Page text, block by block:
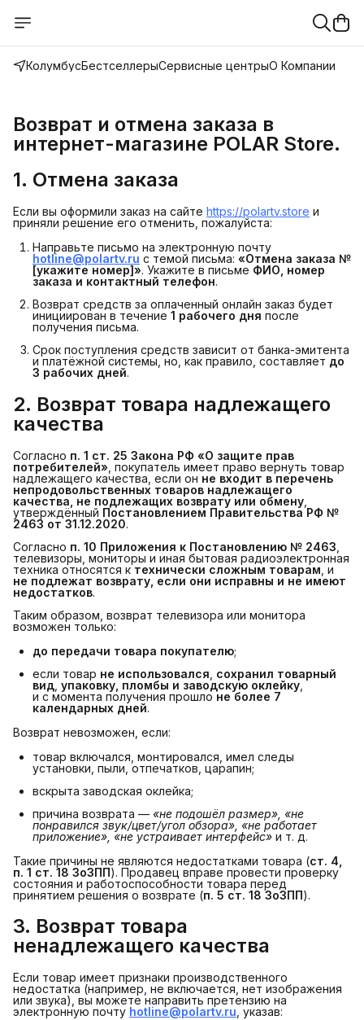
КолумбусБестселлерыСервисные центрыО Компании
Возврат и отмена заказа в
интернет-магазине POLAR Store.
1. Отмена заказа
Если вы оформили заказ на сайте https://polartv.store и
приняли решение его отменить, пожалуйста:
Направьте письмо на электронную почту
hotline@polartv.ru с темой письма: «Отмена заказа №
[укажите номер]». Укажите в письме ФИО, номер
заказа и контактный телефон.
Возврат средств за оплаченный онлайн заказ будет
инициирован в течение 1 рабочего дня после
получения письма.
Срок поступления средств зависит от банка-эмитента
и платёжной системы, но, как правило, составляет до
3 рабочих дней.
2. Возврат товара надлежащего
качества
Согласно п. 1 ст. 25 Закона РФ «О защите прав
потребителей» , покупатель имеет право вернуть товар
надлежащего качества, если он не входит в перечень
непродовольственных товаров надлежащего
качества, не подлежащих возврату или обмену
утверждённый Постановлением Правительства РФ №
2463 от 31.12.2020.
Согласно п. 10 Приложения к Постановлению № 2463
телевизоры, мониторы и иная бытовая радиоэлектронная
техника относятся ктехнически сложным товарам , и
не подлежат возврату, если они исправны и не имеют
недостатков.
Таким образом, возврат телевизора или монитора
возможен только:
до передачи товара покупателю;
если товар не использовался сохранил товарный
вид упаковку, пломбы и заводскую оклейку
и с момента получения прошло не более 7
календарных дней.
Возврат невозможен, если:
товар включался, монтировался, имел следы
установки, пыли, отпечатков, царапин;
вскрыта заводская оклейка;
причина возврата — «не подошёл размер», «не
понравился звук/цвет/угол обзора», «не работает
приложение», «не устраивает интерфейс» и т. д.
Такие причины не являются недостатками товара (ст. 4,
п. 1 ст. 18 ЗоЗПП). Продавец вправе провести проверку
состояния и работоспособности товара перед
принятием решения о возврате (п. 5 ст. 18 ЗоЗПП).
3. Возврат товара
ненадлежащего качества
Если товар имеет признаки производственного
недостатка (например, не включается, нет изображения
или звука), вы можете направить претензию на
электронную почту hotline@polartv.ru , указав: